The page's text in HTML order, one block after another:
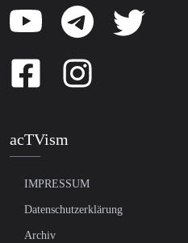
acTVism
IMPRESSUM
Datenschutzerklärung
Archiv